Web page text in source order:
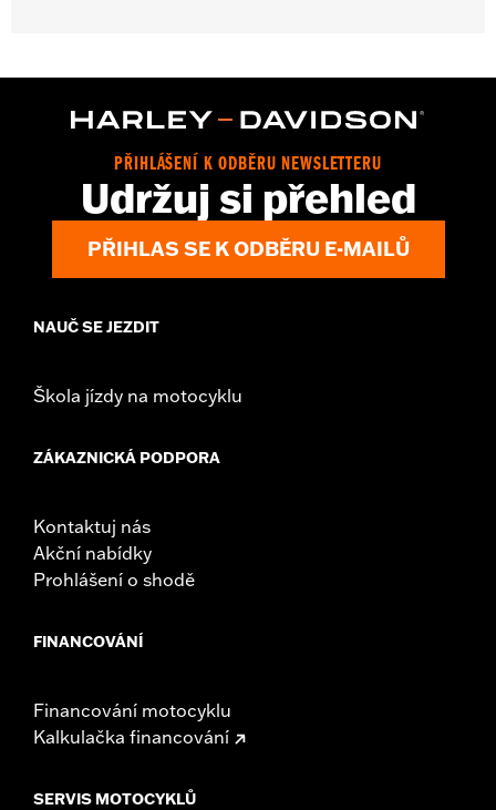
WARRANTY:1 year limited warranty – Go towww.h-
d.com/warranty
for full details
PŘIHLÁŠENÍ K ODBĚRU NEWSLETTERU
Udržuj si přehled
PŘIHLAS SE K ODBĚRU E-MAILŮ
NAUČ SE JEZDIT
Škola jízdy na motocyklu
ZÁKAZNICKÁ PODPORA
Kontaktuj nás
Akční nabídky
Prohlášení o shodě
FINANCOVÁNÍ
Financování motocyklu
Kalkulačka financování
SERVIS MOTOCYKLŮ